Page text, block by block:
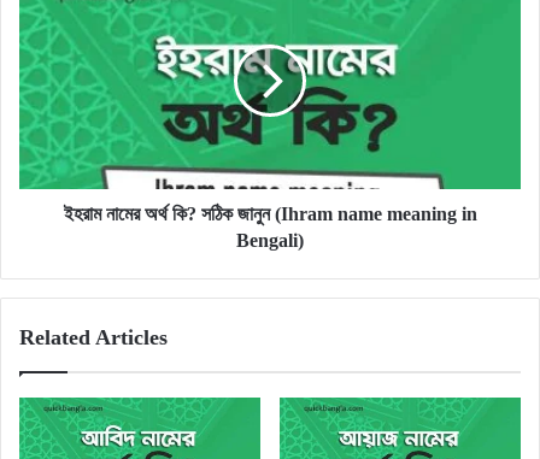
নামের
অর্থ
কি?
সঠিক
জানুন
(Ihram
name
meaning
ইহরাম নামের অর্থ কি? সঠিক জানুন (Ihram name meaning in
Bengali)
Related Articles